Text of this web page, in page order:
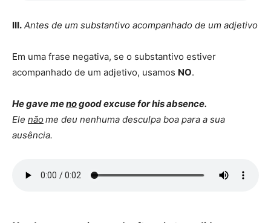
III. Antes de um substantivo acompanhado de um adjetivo
Em uma frase negativa, se o substantivo estiver
acompanhado de um adjetivo, usamos NO.
He gave menogood excuse for his absence.
Ele nãome deu nenhuma desculpa boa para a sua
ausência.